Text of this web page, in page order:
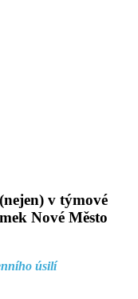
v týmové
Nové Město
úsilí